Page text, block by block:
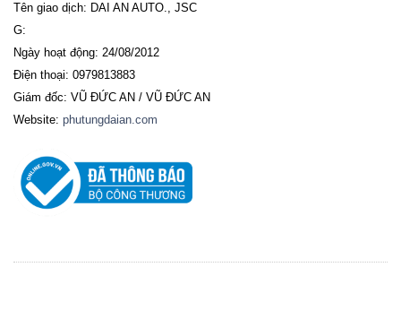
Tên giao dịch: DAI AN AUTO., JSC
G:
Ngày hoạt động: 24/08/2012
Điện thoại: 0979813883
Giám đốc: VŨ ĐỨC AN / VŨ ĐỨC AN
Website: phutungdaian.com